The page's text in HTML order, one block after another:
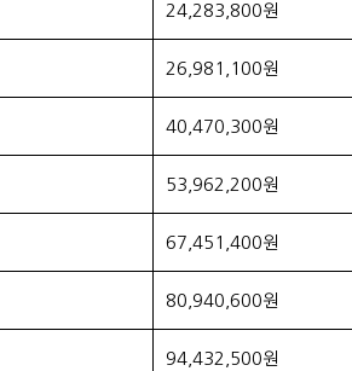
24,283,800원
26,981,100원
40,470,300원
53,962,200원
67,451,400원
80,940,600원
94,432,500원